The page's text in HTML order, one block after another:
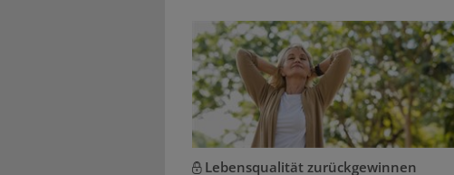
Lebensqualität zurückgewinnen